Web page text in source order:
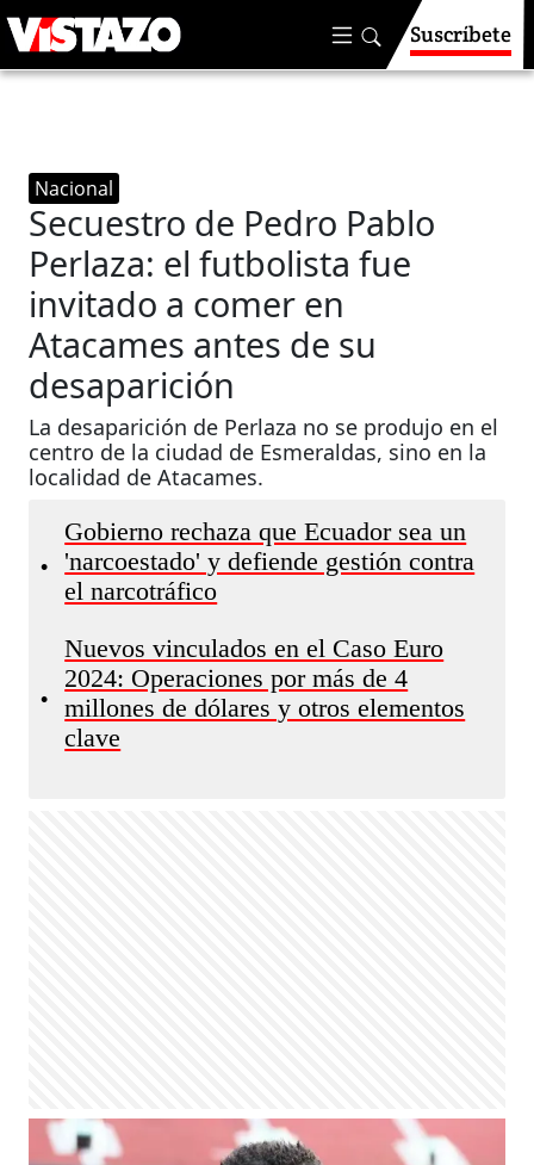
Suscríbete
Nacional
Secuestro de Pedro Pablo
Perlaza: el futbolista fue
invitado a comer en
Atacames antes de su
desaparición
La desaparición de Perlaza no se produjo en el
centro de la ciudad de Esmeraldas, sino en la
localidad de Atacames.
•
Gobierno rechaza que Ecuador sea un
'narcoestado' y defiende gestión contra
el narcotráfico
•
Nuevos vinculados en el Caso Euro
2024: Operaciones por más de 4
millones de dólares y otros elementos
clave